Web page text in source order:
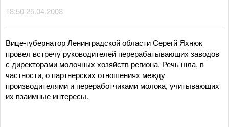
18:50 25.04.2008
Вице-губернатор Ленинградской области Серегй Яхнюк
провел встречу руководителей перерабатывающих заводов
с директорами молочных хозяйств региона. Речь шла, в
частности, о партнерских отношениях между
производителями и переработчиками молока, учитывающих
их взаимные интересы.